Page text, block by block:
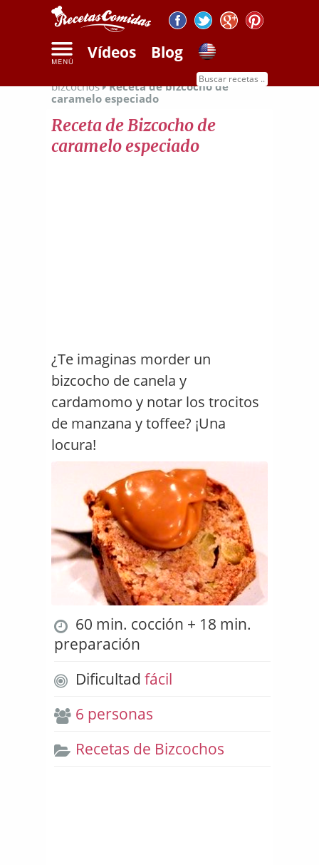
Vídeos Blog
Recetas de
bizcochos
Receta de bizcocho de
caramelo especiado
Receta de Bizcocho de
caramelo especiado
¿Te imaginas morder un
bizcocho de canela y
cardamomo y notar los trocitos
de manzana y toffee? ¡Una
locura!
60 min. cocción + 18 min.
preparación
Dificultad fácil
6 personas
Recetas de Bizcochos